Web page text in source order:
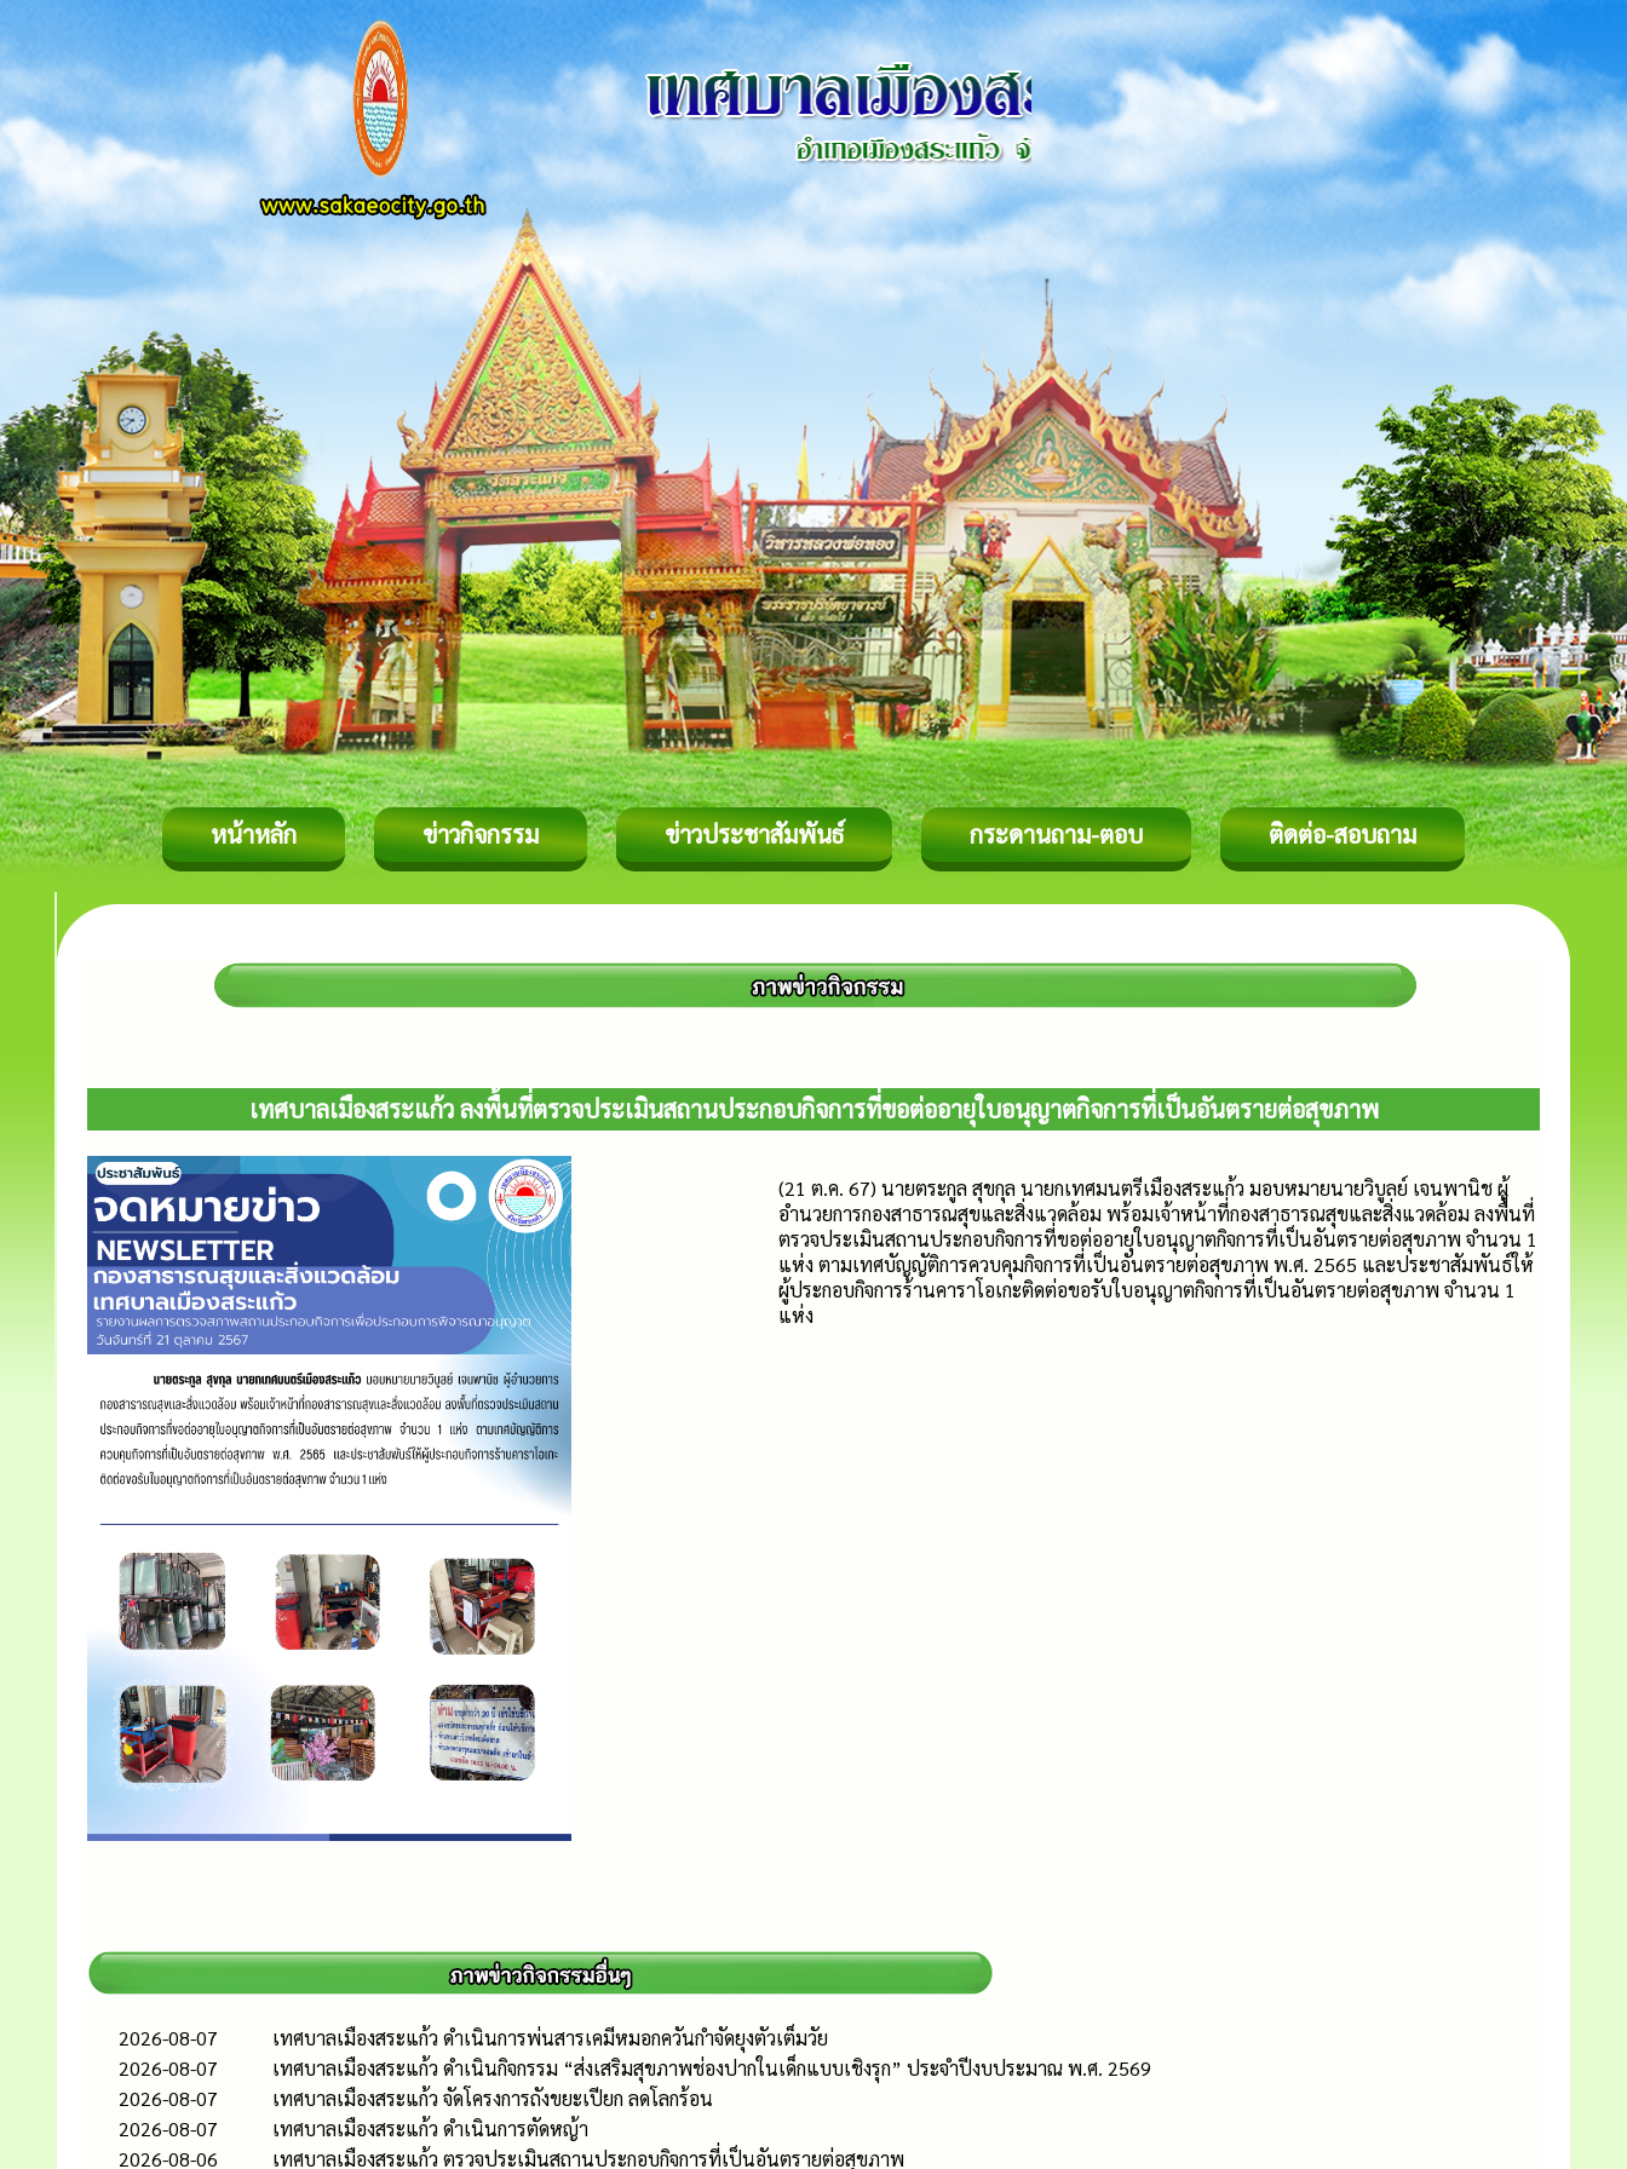
หน้าหลัก ข่าวกิจกรรม ข่าวประชาสัมพันธ์ กระดานถาม-ตอบ ติดต่อ-สอบถาม
เทศบาลเมืองสระแก้ว ลงพื้นที่ตรวจประเมินสถานประกอบกิจการที่ขอต่ออายุใบอนุญาตกิจการที่เป็นอันตรายต่อสุขภาพ
(21 ต.ค. 67) นายตระกูล สุขกุล นายกเทศมนตรีเมืองสระแก้ว มอบหมายนายวิบูลย์ เจนพานิช ผู้
อำนวยการกองสาธารณสุขและสิ่งแวดล้อม พร้อมเจ้าหน้าที่กองสาธารณสุขและสิ่งแวดล้อม ลงพื้นที่
ตรวจประเมินสถานประกอบกิจการที่ขอต่ออายุใบอนุญาตกิจการที่เป็นอันตรายต่อสุขภาพ จำนวน 1
แห่ง ตามเทศบัญญัติการควบคุมกิจการที่เป็นอันตรายต่อสุขภาพ พ.ศ. 2565 และประชาสัมพันธ์ให้
ผู้ประกอบกิจการร้านคาราโอเกะติดต่อขอรับใบอนุญาตกิจการที่เป็นอันตรายต่อสุขภาพ จำนวน 1
แห่ง
2026-08-07
เทศบาลเมืองสระแก้ว ดำเนินการพ่นสารเคมีหมอกควันกำจัดยุงตัวเต็มวัย
2026-08-07
เทศบาลเมืองสระแก้ว ดำเนินกิจกรรม “ส่งเสริมสุขภาพช่องปากในเด็กแบบเชิงรุก” ประจำปีงบประมาณ พ.ศ. 2569
2026-08-07
เทศบาลเมืองสระแก้ว จัดโครงการถังขยะเปียก ลดโลกร้อน
2026-08-07
เทศบาลเมืองสระแก้ว ดำเนินการตัดหญ้า
2026-08-06
เทศบาลเมืองสระแก้ว ตรวจประเมินสถานประกอบกิจการที่เป็นอันตรายต่อสุขภาพ